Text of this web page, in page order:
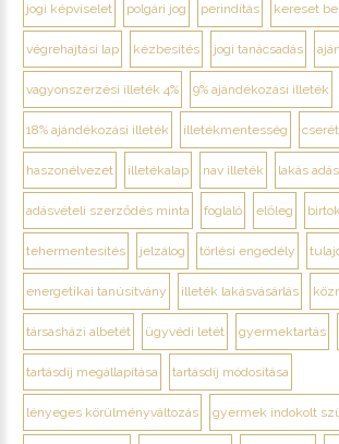
jogi képviselet polgári jog perindítás kereset
végrehajtási lap kézbesítés jogi tanácsadás
vagyonszerzési illeték 4% 9% ajándékozási illeték
18% ajándékozási illeték illetékmentesség
haszonélvezet illetékalap nav illeték lakás
adásvételi szerződés minta foglaló előleg
tehermentesítés jelzálog törlési engedély
energetikai tanúsítvány illeték lakásvásárlás
társasházi albetét ügyvédi letét gyermektartás
tartásdíj megállapítása tartásdíj módosítása
lényeges körülményváltozás gyermek indokolt